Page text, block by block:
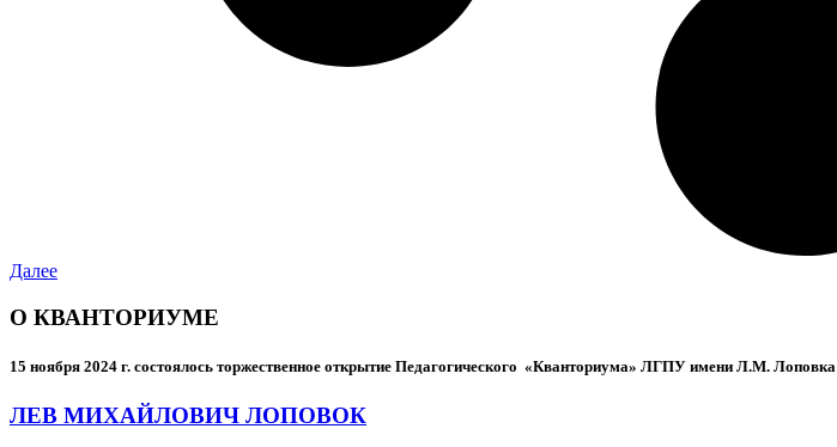
Далее
О КВАНТОРИУМЕ
15 ноября 2024 г. состоялось торжественное открытие Педагогического «Кванториума» ЛГПУ имени Л.М. Лоповка
ЛЕВ МИХАЙЛОВИЧ ЛОПОВОК